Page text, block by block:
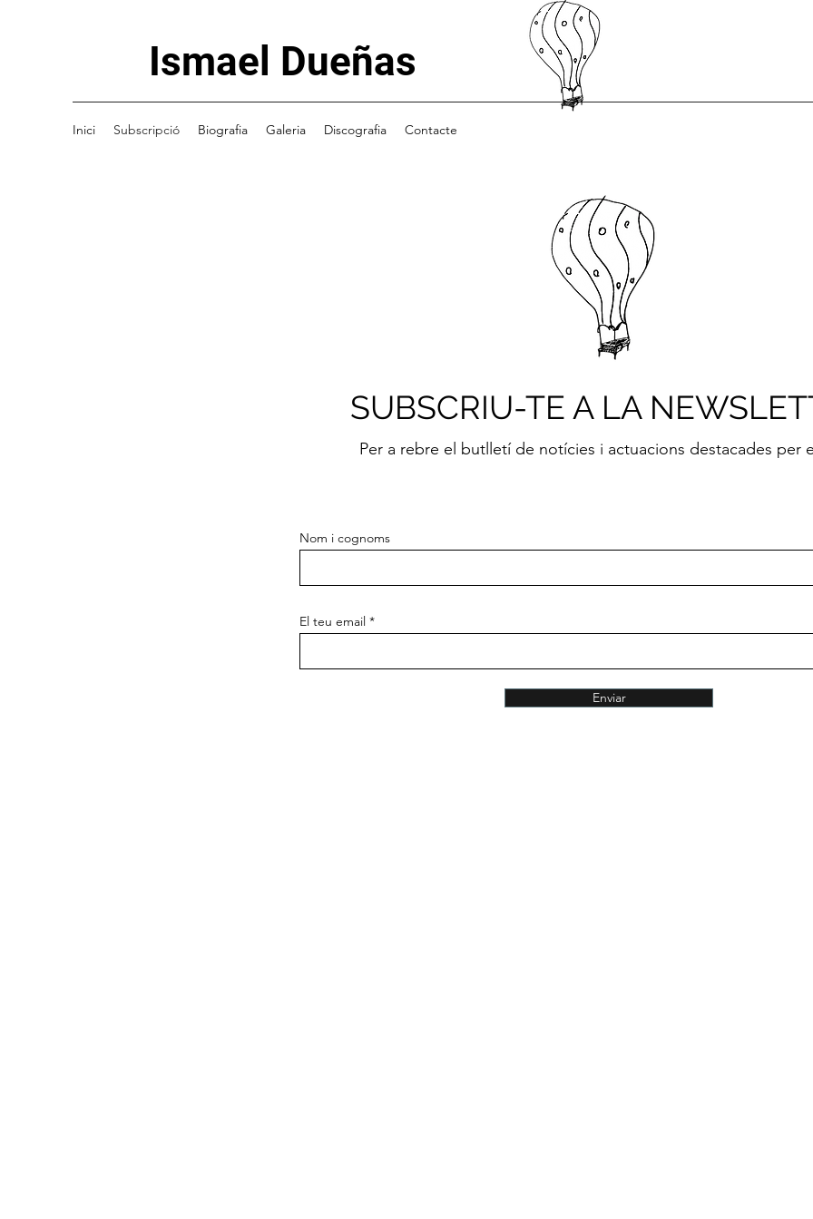
Ismael Dueñas
Inici Subscripció Biografia Galeria Discografia Contacte
SUBSCRIU-TE A LA
Per a rebre el butlletí de notícies i actuacions destacades per
Nom i cognoms
El teu email
Enviar